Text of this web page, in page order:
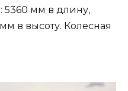
5360 мм в длину,
в высоту. Колесная